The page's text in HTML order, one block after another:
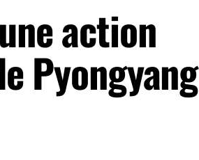
action
Pyongyang